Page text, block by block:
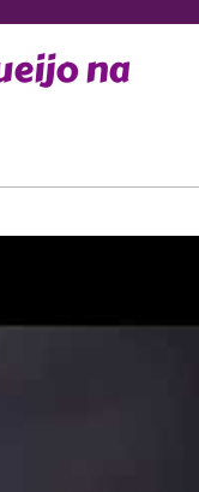
na